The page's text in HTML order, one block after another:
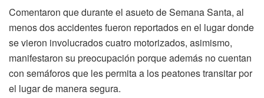
Comentaron que durante el asueto de Semana Santa, al
menos dos accidentes fueron reportados en el lugar donde
se vieron involucrados cuatro motorizados, asimismo,
manifestaron su preocupación porque además no cuentan
con semáforos que les permita a los peatones transitar por
el lugar de manera segura.